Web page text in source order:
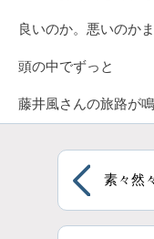
良いのか。悪いのか
頭の中でずっと
藤井風さんの旅路が
素々然